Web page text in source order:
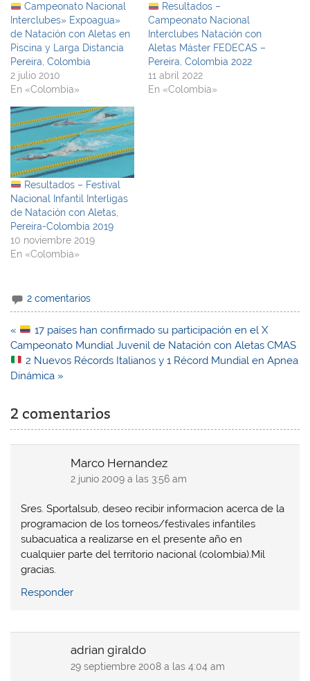
Campeonato Nacional
Interclubes» Expoagua»
de Natación con Aletas en
Piscina y Larga Distancia
Pereira, Colombia
2 julio 2010
En «Colombia»
Resultados –
Campeonato Nacional
Interclubes Natación con
Aletas Máster FEDECAS –
Pereira, Colombia 2022
11 abril 2022
En «Colombia»
Resultados – Festival
Nacional Infantil Interligas
de Natación con Aletas,
Pereira-Colombia 2019
10 noviembre 2019
En «Colombia»
2 comentarios
Navegación
de
entradas
«
17 países han confirmado su participación en el X
Campeonato Mundial Juvenil de Natación con Aletas CMAS
2 Nuevos Récords Italianos y 1 Récord Mundial en Apnea
Dinámica »
2 comentarios
Marco Hernandez
2 junio 2009 a las 3:56 am
Sres. Sportalsub, deseo recibir informacion acerca de la
programacion de los torneos/festivales infantiles
subacuatica a realizarse en el presente año en
cualquier parte del territorio nacional (colombia).Mil
gracias.
Responder
adrian giraldo
29 septiembre 2008 a las 4:04 am